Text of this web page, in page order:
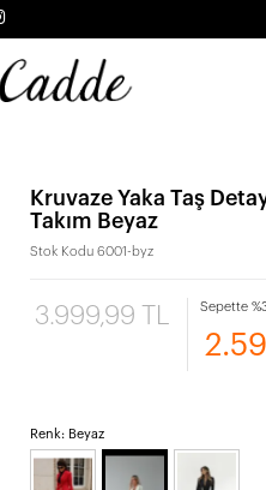
Kruvaze Yaka Taş
Takım Beyaz
Stok Kodu 6001-byz
3.999,99 TL Sepette
Renk: Beyaz